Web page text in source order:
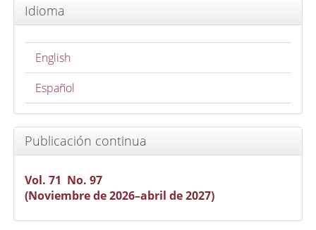
Idioma
English
Español
Publicación continua
Vol. 71 No. 97
(Noviembre de 2026–abril de 2027)